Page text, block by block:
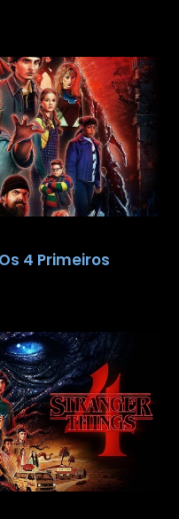
4 Primeiros